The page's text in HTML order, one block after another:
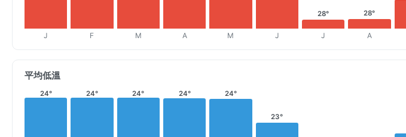
J F M A M J
28°
J
28°
A
平均低溫
24° 24° 24° 24° 24°
23°